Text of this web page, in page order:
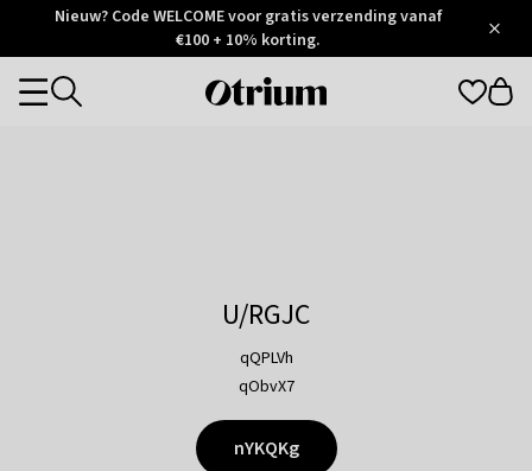
Otrium
Trustpilot
Nieuw? Code WELCOME voor gratis verzending vanaf
€100 + 10% korting.
Otrium
Categories
U/RGJC
qQPLVh
qObvX7
nYKQKg